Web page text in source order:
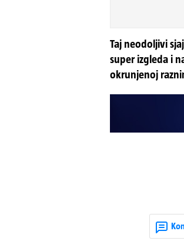
Taj neodoljivi
super izgleda i
okrunjenoj